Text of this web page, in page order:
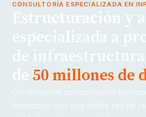
CONSULTORÍA ESPECIALIZADA EN
Estructuración y
especializada a
de
de 50 millones de